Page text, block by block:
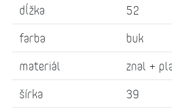
dĺžka
52
farba
buk
materiál
znal +
šírka
39